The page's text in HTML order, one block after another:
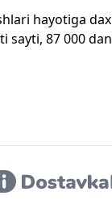
hayotiga
87 000